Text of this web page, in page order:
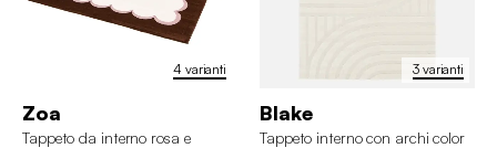
4 varianti
Zoa
Tappeto da interno rosa e
3 varianti
Blake
Tappeto interno con archi color